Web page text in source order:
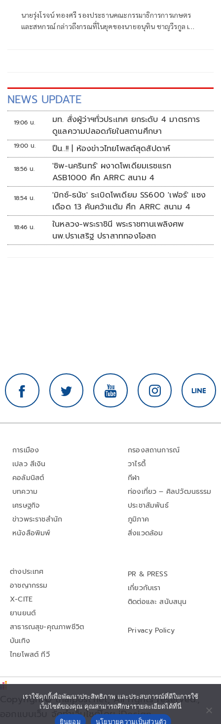
ธรรม พร้อมเดินหน้าลดต้นทุนปุ๋ยช่วย
นายรุ่งโรจน์ ทองศรี รองประธานคณะกรรมาธิการการเกษตร
และสหกรณ์ กล่าวถึงกรณที่ในยุคของนายอนุทิน ชาญวีรกูล เป็น
NEWS UPDATE
19:06 น.
มท. สั่งผู้ว่าฯทั่วประเทศ ยกระดับ 4 มาตรการ
ดูแลความปลอดภัยในสถานศึกษา
19:00 น. ปืน..!! | ห้องข่าวไทยโพสต์สุดสัปดาห์
18:56 น.
'ชิพ-นครินทร์' ผงาดโพเดียมเรซแรก
ASB1000 ศึก ARRC สนาม 4
18:54 น.
'มิกซ์-ธนัช' ระเบิดโพเดียม SS600 'เฟอร์' แซง
เดือด 13 คันคว้าแต้ม ศึก ARRC สนาม 4
18:46 น.
ในหลวง-พระราชินี พระราชทานเพลิงศพ
นพ.ปราเสริฐ ปราสาททองโอสถ
การเมือง
เปลว สีเงิน
คอลัมนิสต์
บทความ
เศรษฐกิจ
ข่าวพระราชสำนัก
หนังสือพิมพ์
กรองสถานการณ์
วาไรตี้
กีฬา
ท่องเที่ยว – ศิลปวัฒนธรรม
ประชาสัมพันธ์
ภูมิภาค
สิ่งแวดล้อม
ต่างประเทศ
อาชญากรรม
X-CITE
ยานยนต์
สาธารณสุข-คุณภาพชีวิต
บันเทิง
ไทยโพสต์ ทีวี
PR & PRESS
เกี่ยวกับเรา
ติดต่อและ สนับสนุน
Privacy Policy
Copyright© thaipost.net, All rights reserved.,
ออกแบบเว็บ จัดทำเว็บไซต์โดย iDesign
เราใช้คุกกี้เพื่อพัฒนาประสิทธิภาพ และประสบการณ์ที่ดีในการใช้
เว็บไซต์ของคุณ คุณสามารถศึกษารายละเอียดได้ที่นี่
ยินยอม
นโยบายความเป็นส่วนตัว